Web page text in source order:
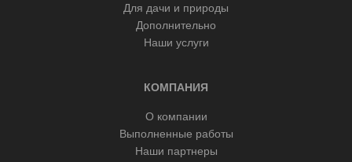
Для дачи и природы
Дополнительно
Наши услуги
КОМПАНИЯ
О компании
Выполненные работы
Наши партнеры